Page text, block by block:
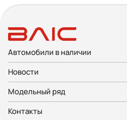
Автомобили в наличии
Новости
Модельный ряд
Контакты